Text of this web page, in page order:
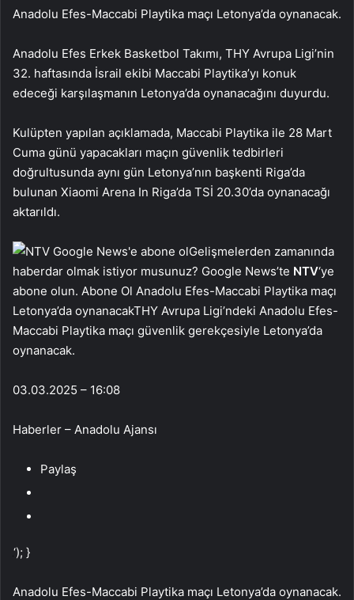
Anadolu Efes-Maccabi Playtika maçı Letonya’da oynanacak.
Anadolu Efes Erkek Basketbol Takımı, THY Avrupa Ligi’nin
32. haftasında İsrail ekibi Maccabi Playtika’yı konuk
edeceği karşılaşmanın Letonya’da oynanacağını duyurdu.
Kulüpten yapılan açıklamada, Maccabi Playtika ile 28 Mart
Cuma günü yapacakları maçın güvenlik tedbirleri
doğrultusunda aynı gün Letonya’nın başkenti Riga’da
bulunan Xiaomi Arena In Riga’da TSİ 20.30’da oynanacağı
aktarıldı.
Gelişmelerden zamanında
haberdar olmak istiyor musunuz? Google News’te NTV‘ye
abone olun. Abone Ol Anadolu Efes-Maccabi Playtika maçı
Letonya’da oynanacakTHY Avrupa Ligi’ndeki Anadolu Efes-
Maccabi Playtika maçı güvenlik gerekçesiyle Letonya’da
oynanacak.
03.03.2025 – 16:08
Haberler – Anadolu Ajansı
Paylaş
‘); }
Anadolu Efes-Maccabi Playtika maçı Letonya’da oynanacak.